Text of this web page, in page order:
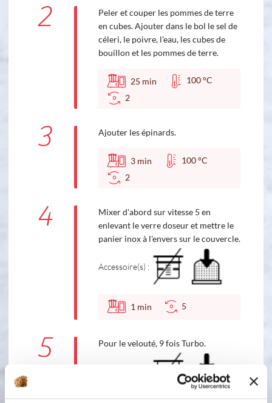
2
Peler et couper les pommes de terre
en cubes. Ajouter dans le bol le sel de
céleri, le poivre, l'eau, les cubes de
bouillon et les pommes de terre.
25 min
100 °C
2
3 Ajouter les épinards.
3 min
100 °C
2
4
Mixer d'abord sur vitesse 5 en
enlevant le verre doseur et mettre le
panier inox à l'envers sur le couvercle.
Accessoire(s) :
1 min 5
5 Pour le velouté, 9 fois Turbo.